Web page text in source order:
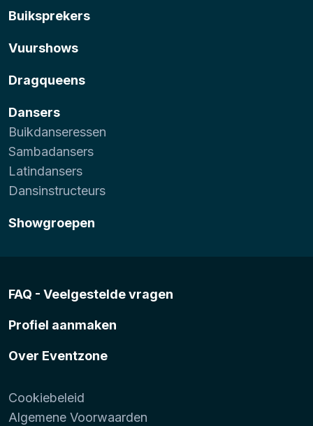
Buiksprekers
Vuurshows
Dragqueens
Dansers
Buikdanseressen
Sambadansers
Latindansers
Dansinstructeurs
Showgroepen
FAQ - Veelgestelde vragen
Profiel aanmaken
Over Eventzone
Cookiebeleid
Algemene Voorwaarden